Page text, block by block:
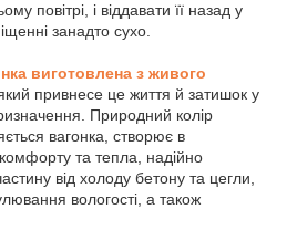
повітрі, і віддавати її назад у
занадто сухо.
виготовлена з живого
привнесе це життя й затишок у
Природний колір
вагонка, створює в
та тепла, надійно
від холоду бетону та цегли,
вологості, а також